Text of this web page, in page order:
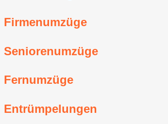
Firmenumzüge
Seniorenumzüge
Fernumzüge
Entrümpelungen